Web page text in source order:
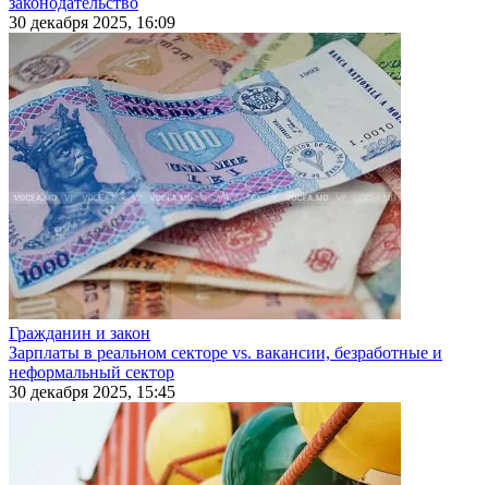
30 декабря 2025, 16:09
Гражданин и закон
Зарплаты в реальном секторе vs. вакансии, безработные и
неформальный сектор
30 декабря 2025, 15:45